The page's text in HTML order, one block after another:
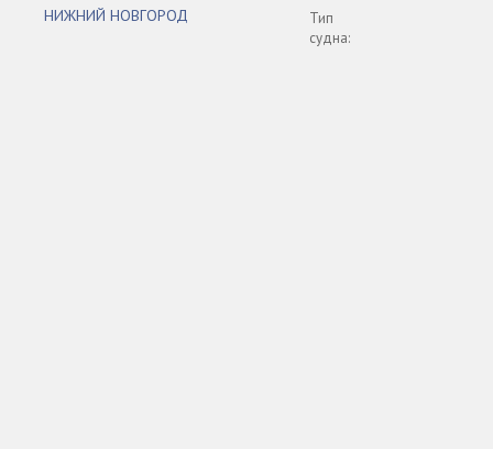
НИЖНИЙ НОВГОРОД
Тип
судна: